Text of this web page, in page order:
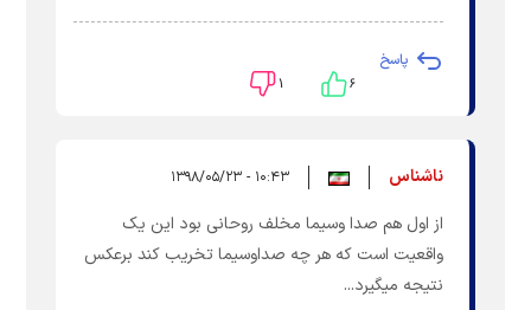
پاسخ
۶ ۱
ناشناس ۱۰:۴۳ - ۱۳۹۸/۰۵/۲۳
از اول هم صدا وسیما مخلف روحانی بود این یک
واقعیت است که هر چه صداوسیما تخریب کند برعکس
نتیجه میگیرد...